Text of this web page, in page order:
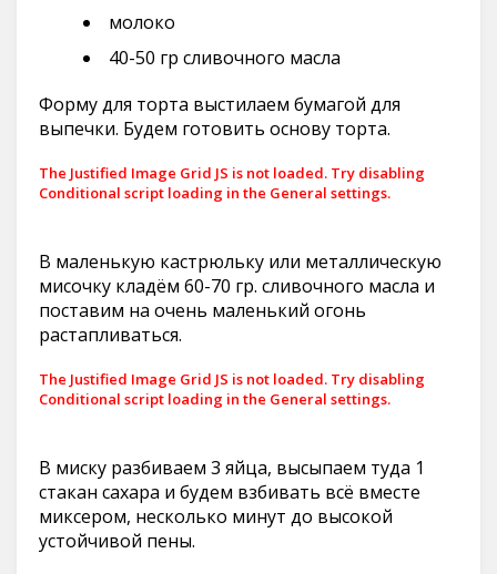
молоко
40-50 гр сливочного масла
Форму для торта выстилаем бумагой для
выпечки. Будем готовить основу торта.
The Justified Image Grid JS is not loaded. Try disabling
Conditional script loading in the General settings.
В маленькую кастрюльку или металлическую
мисочку кладём 60-70 гр. сливочного масла и
поставим на очень маленький огонь
растапливаться.
The Justified Image Grid JS is not loaded. Try disabling
Conditional script loading in the General settings.
В миску разбиваем 3 яйца, высыпаем туда 1
стакан сахара и будем взбивать всё вместе
миксером, несколько минут до высокой
устойчивой пены.